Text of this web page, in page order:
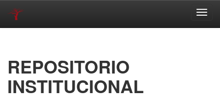
REPOSITORIO
INSTITUCIONAL